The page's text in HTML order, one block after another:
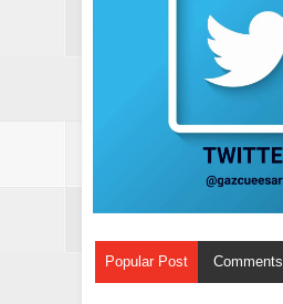
Popular Post Comments